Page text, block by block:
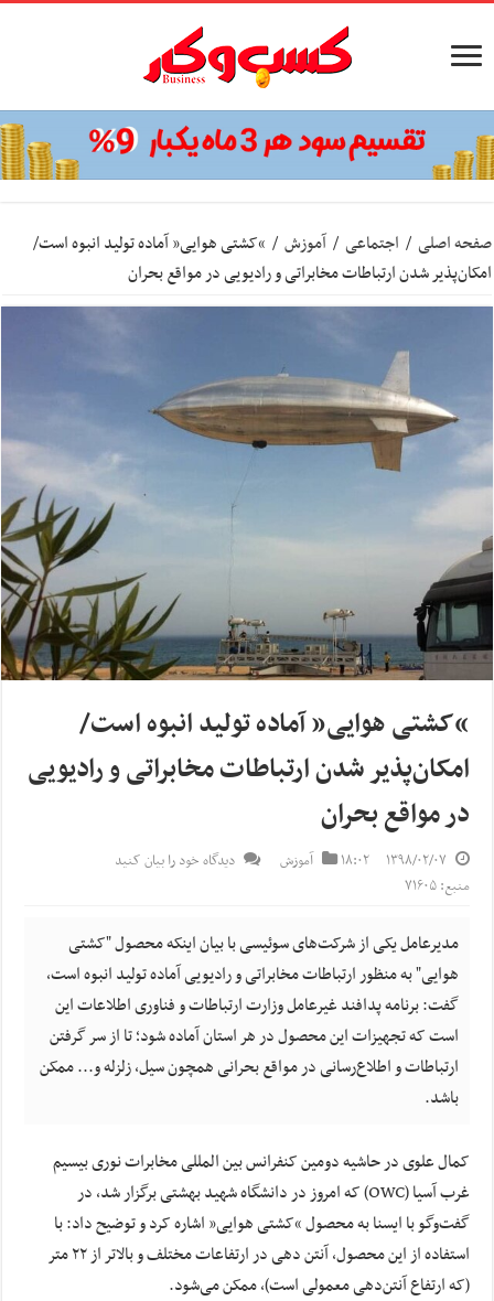
صفحه اصلی / اجتماعی / آموزش / “کشتی هوایی” آماده تولید انبوه است/
امکان‌پذیر شدن ارتباطات مخابراتی و رادیویی در مواقع بحران
“کشتی هوایی” آماده تولید انبوه است/
امکان‌پذیر شدن ارتباطات مخابراتی و رادیویی
در مواقع بحران
۱۳۹۸/۰۲/۰۷ ۱۸:۰۲ آموزش
دیدگاه خود را بیان کنید
منبع: ۷۱۶۰۵
مدیرعامل یکی از شرکت‌های سوئیسی با بیان اینکه محصول "کشتی
هوایی" به منظور ارتباطات مخابراتی و رادیویی آماده تولید انبوه است،
گفت: برنامه پدافند غیرعامل وزارت ارتباطات و فناوری اطلاعات این
است که تجهیزات این محصول در هر استان آماده شود؛ تا از سر گرفتن
ارتباطات و اطلاع‌رسانی در مواقع بحرانی همچون سیل، زلزله و... ممکن
باشد.
کمال علوی در حاشیه دومین کنفرانس بین المللی مخابرات نوری بیسیم
غرب آسیا (OWC) که امروز در دانشگاه شهید بهشتی برگزار شد، در
گفت‌وگو با ایسنا به محصول “کشتی هوایی” اشاره کرد و توضیح داد: با
استفاده از این محصول، آنتن دهی در ارتفاعات مختلف و بالاتر از ۲۲ متر
(که ارتفاع آنتن‌دهی معمولی است)، ممکن می‌شود.